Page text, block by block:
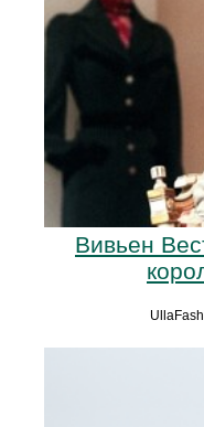
Вивьен